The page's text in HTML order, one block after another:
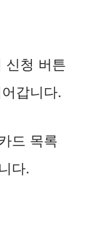
신청 버튼
갑니다.
드 목록
다.